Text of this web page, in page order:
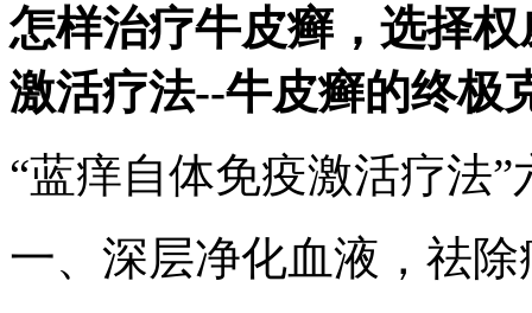
怎样治疗牛皮癣，选择
激活疗法--牛皮癣的终极
“蓝痒自体免疫激活疗法”
一、深层净化血液，祛除